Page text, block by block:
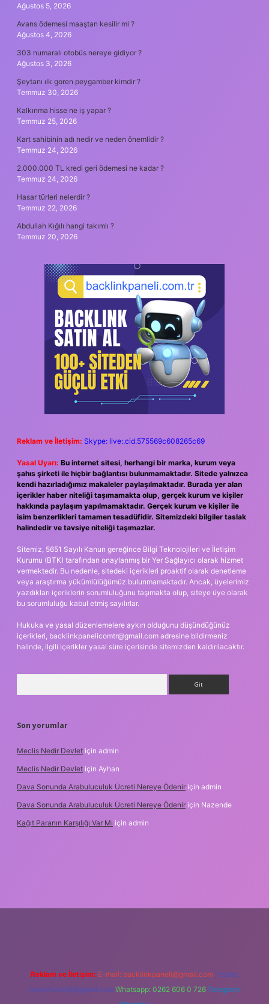
Ağustos 5, 2026
Avans ödemesi maaştan kesilir mi ?
Ağustos 4, 2026
303 numaralı otobüs nereye gidiyor ?
Ağustos 3, 2026
Şeytanı ılk goren peygamber kimdir ?
Temmuz 30, 2026
Kalkınma hisse ne iş yapar ?
Temmuz 25, 2026
Kart sahibinin adı nedir ve neden önemlidir ?
Temmuz 24, 2026
2.000.000 TL kredi geri ödemesi ne kadar ?
Temmuz 24, 2026
Hasar türleri nelerdir ?
Temmuz 22, 2026
Abdullah Kığılı hangi takımlı ?
Temmuz 20, 2026
Reklam ve İletişim: Skype: live:.cid.575569c608265c69
Yasal Uyarı: Bu internet sitesi, herhangi bir marka, kurum veya
şahıs şirketi ile hiçbir bağlantısı bulunmamaktadır. Sitede yalnızca
kendi hazırladığımız makaleler paylaşılmaktadır. Burada yer alan
içerikler haber niteliği taşımamakta olup, gerçek kurum ve kişiler
hakkında paylaşım yapılmamaktadır. Gerçek kurum ve kişiler ile
isim benzerlikleri tamamen tesadüfidir. Sitemizdeki bilgiler taslak
halindedir ve tavsiye niteliği taşımazlar.
Sitemiz, 5651 Sayılı Kanun gereğince Bilgi Teknolojileri ve İletişim
Kurumu (BTK) tarafından onaylanmış bir Yer Sağlayıcı olarak hizmet
vermektedir. Bu nedenle, sitedeki içerikleri proaktif olarak denetleme
veya araştırma yükümlülüğümüz bulunmamaktadır. Ancak, üyelerimiz
yazdıkları içeriklerin sorumluluğunu taşımakta olup, siteye üye olarak
bu sorumluluğu kabul etmiş sayılırlar.
Hukuka ve yasal düzenlemelere aykırı olduğunu düşündüğünüz
içerikleri, backlinkpanelicomtr@gmail.com adresine bildirmeniz
halinde, ilgili içerikler yasal süre içerisinde sitemizden kaldırılacaktır.
Son yorumlar
Meclis Nedir Devlet için admin
Meclis Nedir Devlet için Ayhan
Dava Sonunda Arabuluculuk Ücreti Nereye Ödenir için admin
Dava Sonunda Arabuluculuk Ücreti Nereye Ödenir için Nazende
Kağıt Paranın Karşılığı Var Mı için admin
Reklam ve İletişim: E-mail: backlinkpaneli@gmail.com Teams:
forumhizmeti@gmail.com Whatsapp: 0262 606 0 726 Telegram: